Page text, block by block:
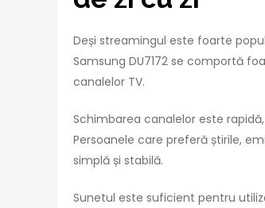
Deși streamingul este foarte
Samsung DU7172 se comportă
canalelor TV.
Schimbarea canalelor este
Persoanele care preferă știrile,
simplă și stabilă.
Sunetul este suficient pentru